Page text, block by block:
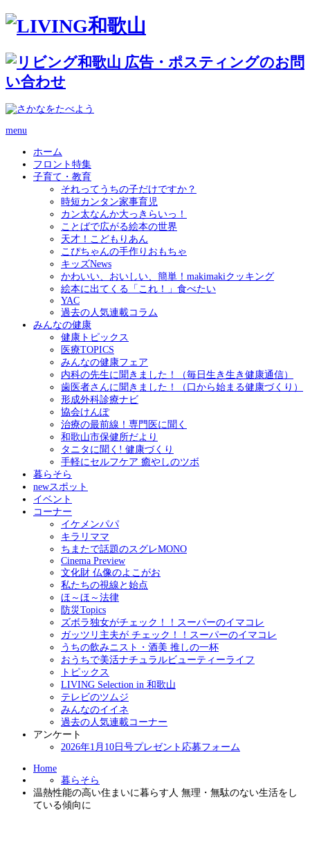
menu
ホーム
フロント特集
子育て・教育
それってうちの子だけですか？
時短カンタン家事育児
カン太なんか大っきらいっ！
ことばで広がる絵本の世界
天才！こどもりあん
こぴちゃんの手作りおもちゃ
キッズNews
かわいい、おいしい、簡単！makimakiクッキング
絵本に出てくる「これ！」食べたい
YAC
過去の人気連載コラム
みんなの健康
健康トピックス
医療TOPICS
みんなの健康フェア
内科の先生に聞きました！（毎日生き生き健康通信）
歯医者さんに聞きました！（口から始まる健康づくり）
形成外科診療ナビ
協会けんぽ
治療の最前線！専門医に聞く
和歌山市保健所だより
タニタに聞く! 健康づくり
手軽にセルフケア 癒やしのツボ
暮らそら
newスポット
イベント
コーナー
イケメンパパ
キラリママ
ちまたで話題のスグレMONO
Cinema Preview
文化財 仏像のよこがお
私たちの視線と始点
ほ～ほ～法律
防災Topics
ズボラ独女がチェック！！スーパーのイマコレ
ガッツリ主夫が チェック！！スーパーのイマコレ
うちの飲みニスト・酒美 推しの一杯
おうちで美活ナチュラルビューティーライフ
トピックス
LIVING Selection in 和歌山
テレビのツムジ
みんなのイイネ
過去の人気連載コーナー
アンケート
2026年1月10日号プレゼント応募フォーム
Home
暮らそら
温熱性能の高い住まいに暮らす人 無理・無駄のない生活をし
ている傾向に